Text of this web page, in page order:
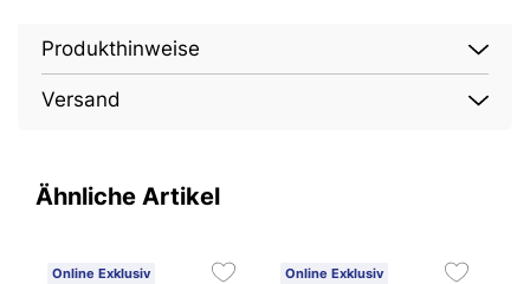
Produkthinweise
Versand
Ähnliche Artikel
Online Exklusiv
Online Exklusiv